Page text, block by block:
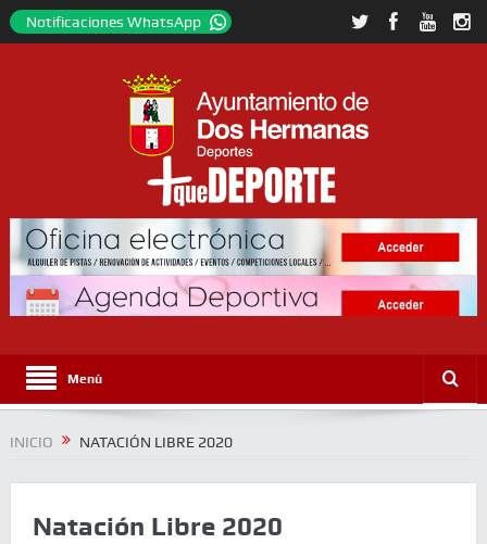
Notificaciones WhatsApp
Menú
INICIO NATACIÓN LIBRE 2020
Natación Libre 2020